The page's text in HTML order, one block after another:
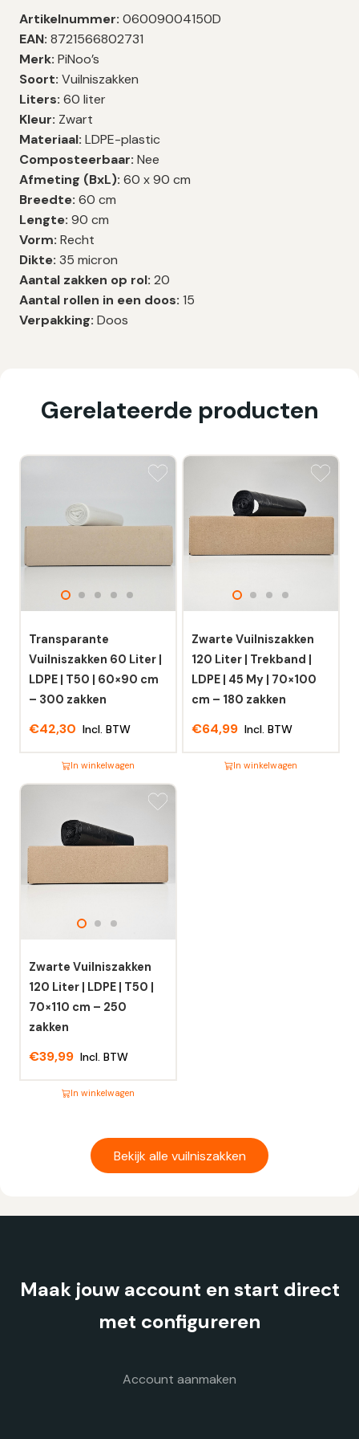
Artikelnummer: 06009004150D
EAN: 8721566802731
Merk: PiNoo’s
Soort: Vuilniszakken
Liters: 60 liter
Kleur: Zwart
Materiaal: LDPE-plastic
Composteerbaar: Nee
Afmeting (BxL): 60 x 90 cm
Breedte: 60 cm
Lengte: 90 cm
Vorm: Recht
Dikte: 35 micron
Aantal zakken op rol: 20
Aantal rollen in een doos: 15
Verpakking: Doos
Gerelateerde producten
Transparante
Vuilniszakken 60 Liter |
LDPE | T50 | 60×90 cm
– 300 zakken
€42,30 Incl. BTW
In winkelwagen
Dit
meerdere
variaties.
Deze
worden
op
de
productpagina
Zwarte Vuilniszakken
120 Liter | Trekband |
LDPE | 45 My | 70×100
cm – 180 zakken
€64,99 Incl. BTW
In winkelwagen
Zwarte Vuilniszakken
120 Liter | LDPE | T50 |
70×110 cm – 250
zakken
€39,99 Incl. BTW
In winkelwagen
Deze
worden
Bekijk alle vuilniszakken
Maak jouw account en start direct
met configureren
Account aanmaken